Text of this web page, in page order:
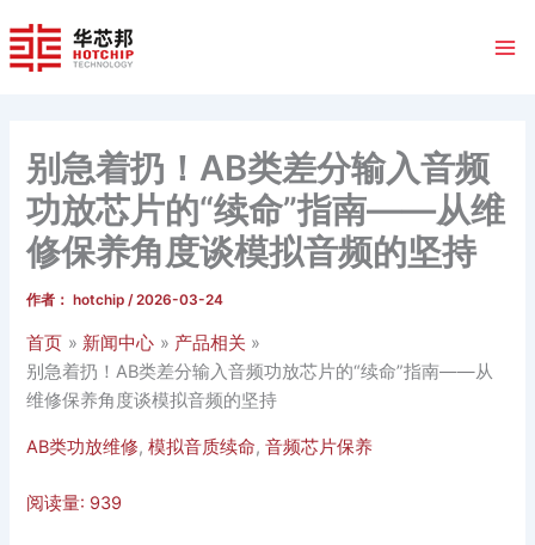
至
内
别急着扔！AB类差分输入音频
功放芯片的“续命”指南——从维
修保养角度谈模拟音频的坚持
作者： hotchip/2026-03-24
首页 新闻中心
产品相关
别急着扔！AB类差分输入音频功放芯片的“续命”指南——从
维修保养角度谈模拟音频的坚持
AB类功放维修,模拟音质续命,音频芯片保养
阅读量: 939